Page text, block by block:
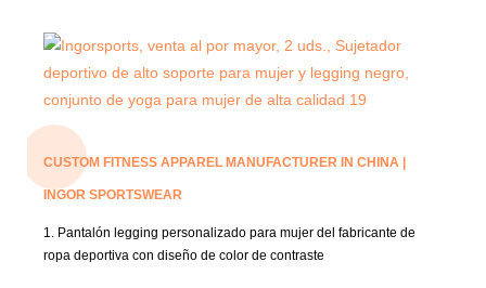
CUSTOM FITNESS APPAREL MANUFACTURER IN CHINA |
INGOR SPORTSWEAR
1. Pantalón legging personalizado para mujer del fabricante de
ropa deportiva con diseño de color de contraste